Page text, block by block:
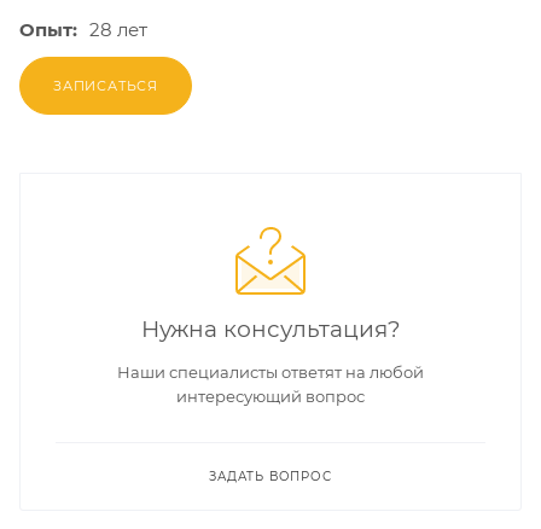
Опыт: 28 лет
ЗАПИСАТЬСЯ
Нужна консультация?
Наши специалисты ответят на любой
интересующий вопрос
ЗАДАТЬ ВОПРОС